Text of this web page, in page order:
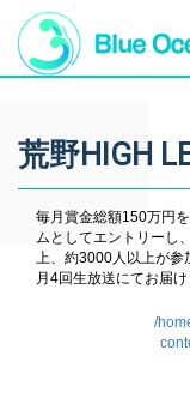
荒野HIGH
毎月賞金総額150万円
ムとしてエントリーし
上、約3000人以上が参
月4回生放送にてお届け
/